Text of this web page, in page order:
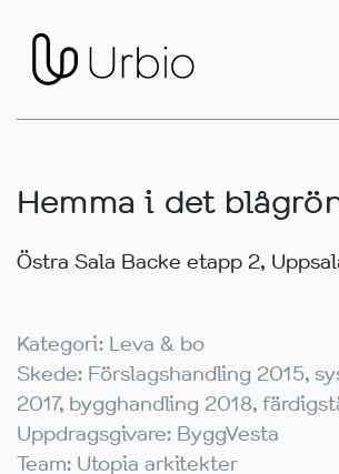
Hemma i det
Östra Sala Backe etapp 2,
Kategori: Leva & bo
Skede: Förslagshandling 2015,
2017, bygghandling 2018,
Uppdragsgivare: ByggVesta
Team: Utopia arkitekter